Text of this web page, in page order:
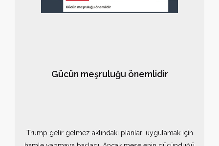
Gücün meşruluğu önemlidir
Trump gelir gelmez aklındaki planları uygulamak için